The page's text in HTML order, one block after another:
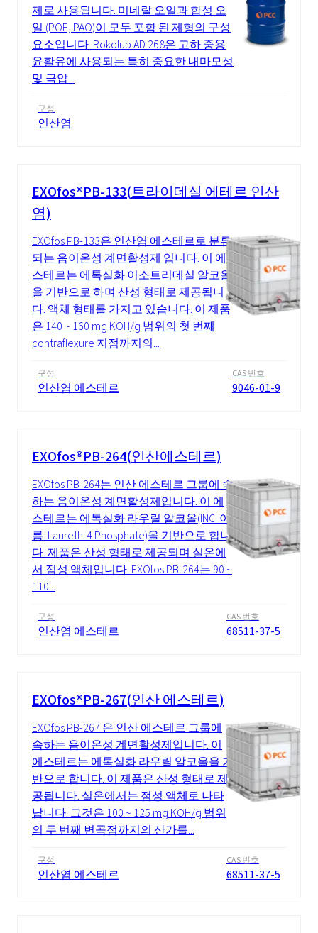
제로 사용됩니다. 미네랄 오일과 합성 오
일 (POE, PAO)이 모두 포함 된 제형의 구성
요소입니다. Rokolub AD 268은 고하 중용
윤활유에 사용되는 특히 중요한 내마모성
및 극압...
구성
인산염
EXOfos®PB-133(트라이데실 에테르 인산
염)
EXOfos PB-133은 인산염 에스테르로 분류
되는 음이온성 계면활성제 입니다. 이 에
스테르는 에톡실화 이소트리데실 알코올
을 기반으로 하며 산성 형태로 제공됩니
다. 액체 형태를 가지고 있습니다. 이 제품
은 140 ~ 160 mg KOH/g 범위의 첫 번째
contraflexure 지점까지의...
구성
인산염 에스테르
CAS 번호
9046-01-9
EXOfos®PB-264(인산에스테르)
EXOfos PB-264는 인산 에스테르 그룹에 속
하는 음이온성 계면활성제입니다. 이 에
스테르는 에톡실화 라우릴 알코올(INCI 이
름: Laureth-4 Phosphate)을 기반으로 합니
다. 제품은 산성 형태로 제공되며 실온에
서 점성 액체입니다. EXOfos PB-264는 90 ~
110...
구성
인산염 에스테르
CAS 번호
68511-37-5
EXOfos®PB-267(인산 에스테르)
EXOfos PB-267 은 인산 에스테르 그룹에
속하는 음이온성 계면활성제입니다. 이
에스테르는 에톡실화 라우릴 알코올을 기
반으로 합니다. 이 제품은 산성 형태로 제
공됩니다. 실온에서는 점성 액체로 나타
납니다. 그것은 100 ~ 125 mg KOH/g 범위
의 두 번째 변곡점까지의 산가를...
구성
인산염 에스테르
CAS 번호
68511-37-5